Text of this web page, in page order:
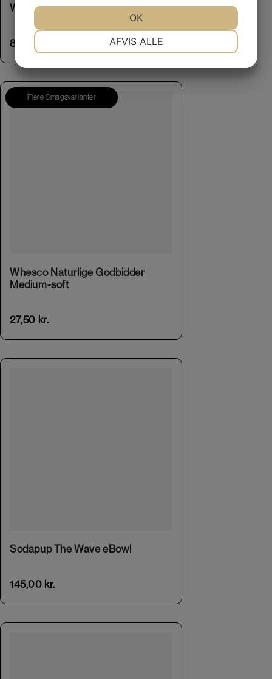
Whimzees Hedgehog L
85,00
Flere Smagsvarianter
Whesco Naturlige Godbidder
Medium-soft
27,50 kr.
Sodapup The Wave eBowl
145,00 kr.
AFVIS ALLE
OK